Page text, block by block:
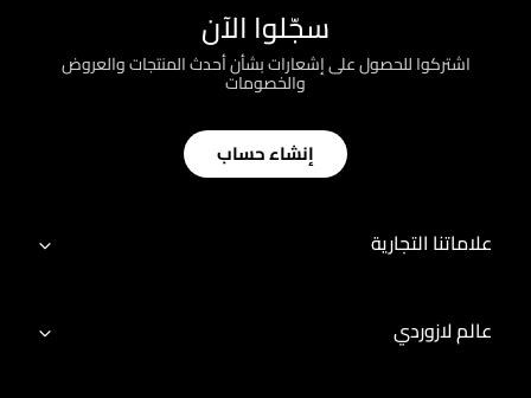
سجّلوا الآن
اشتركوا للحصول على إشعارات بشأن أحدث المنتجات والعروض
والخصومات
إنشاء حساب
علاماتنا التجارية
عالم لازوردي